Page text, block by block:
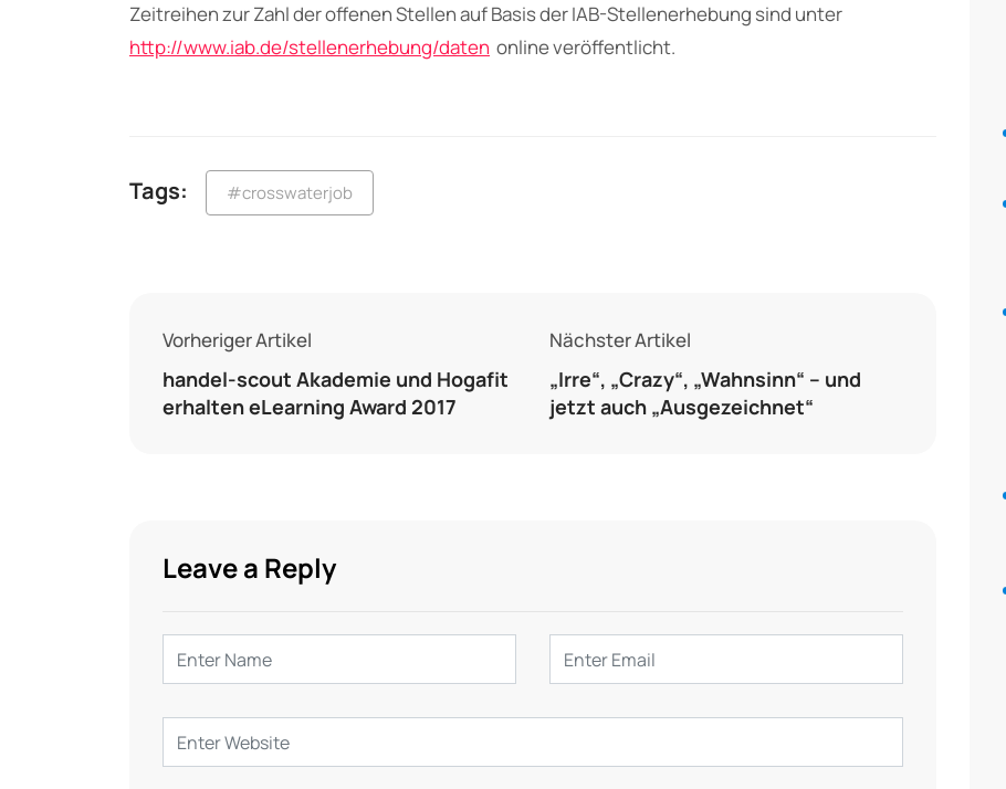
Zeitreihen zur Zahl der offenen Stellen auf Basis der IAB-Stellenerhebung sind unter
http://www.iab.de/stellenerhebung/daten online veröffentlicht.
Tags: #crosswaterjob
Vorheriger Artikel
handel-scout Akademie und Hogafit
erhalten eLearning Award 2017
Nächster Artikel
„Irre“, „Crazy“, „Wahnsinn“ – und
jetzt auch „Ausgezeichnet“
Leave a Reply